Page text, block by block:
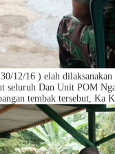
12/16 ) elah
seluruh Dan Unit POM
tembak tersebut, Ka